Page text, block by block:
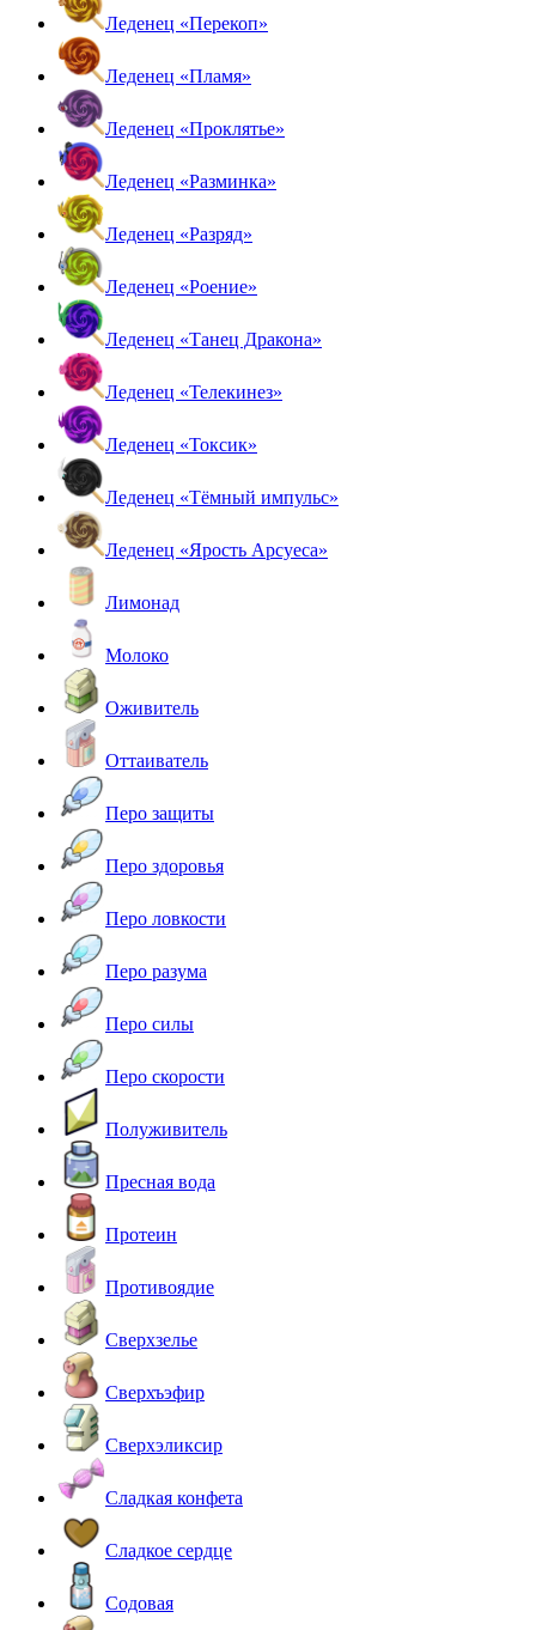
Леденец «Перекоп»
Леденец «Пламя»
Леденец «Проклятье»
Леденец «Разминка»
Леденец «Разряд»
Леденец «Роение»
Леденец «Танец Дракона»
Леденец «Телекинез»
Леденец «Токсик»
Леденец «Тёмный импульс»
Леденец «Ярость Арсуеса»
Лимонад
Молоко
Оживитель
Оттаиватель
Перо защиты
Перо здоровья
Перо ловкости
Перо разума
Перо силы
Перо скорости
Полуживитель
Пресная вода
Протеин
Противоядие
Сверхзелье
Сверхъэфир
Сверхэликсир
Сладкая конфета
Сладкое сердце
Содовая